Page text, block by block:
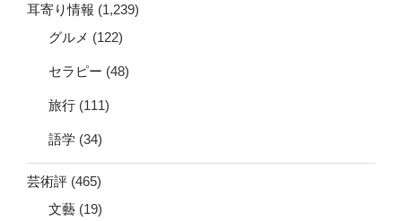
耳寄り情報 (1,239)
グルメ (122)
セラピー (48)
旅行 (111)
語学 (34)
芸術評 (465)
文藝 (19)